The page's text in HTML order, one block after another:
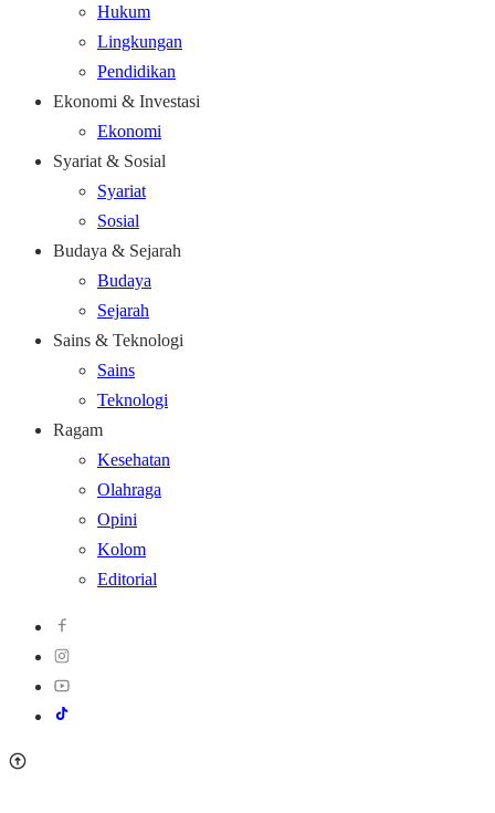
Hukum
Lingkungan
Pendidikan
Ekonomi & Investasi
Ekonomi
Syariat & Sosial
Syariat
Sosial
Budaya & Sejarah
Budaya
Sejarah
Sains & Teknologi
Sains
Teknologi
Ragam
Kesehatan
Olahraga
Opini
Kolom
Editorial